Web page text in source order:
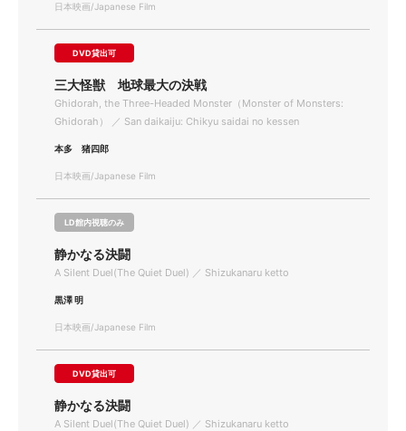
日本映画/Japanese Film
DVD貸出可
三大怪獣 地球最大の決戦
Ghidorah, the Three-Headed Monster（Monster of Monsters:
Ghidorah） ／ San daikaiju: Chikyu saidai no kessen
本多 猪四郎
日本映画/Japanese Film
LD館内視聴のみ
静かなる決闘
A Silent Duel(The Quiet Duel) ／ Shizukanaru ketto
黒澤 明
日本映画/Japanese Film
DVD貸出可
静かなる決闘
A Silent Duel(The Quiet Duel) ／ Shizukanaru ketto